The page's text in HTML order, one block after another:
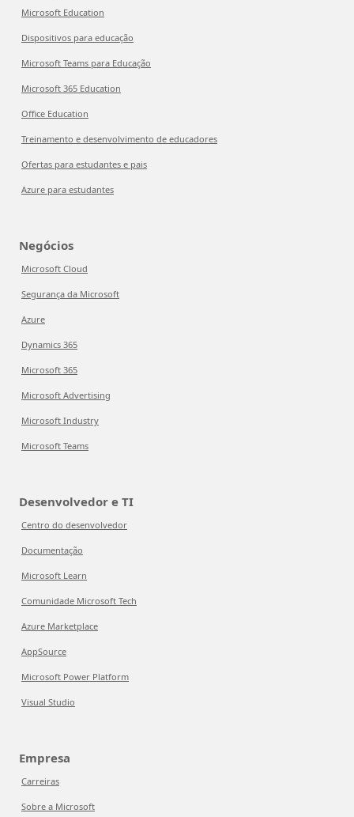
Microsoft Education
Dispositivos para educação
Microsoft Teams para Educação
Microsoft 365 Education
Office Education
Treinamento e desenvolvimento de educadores
Ofertas para estudantes e pais
Azure para estudantes
Negócios
Microsoft Cloud
Segurança da Microsoft
Azure
Dynamics 365
Microsoft 365
Microsoft Advertising
Microsoft Industry
Microsoft Teams
Desenvolvedor e TI
Centro do desenvolvedor
Documentação
Microsoft Learn
Comunidade Microsoft Tech
Azure Marketplace
AppSource
Microsoft Power Platform
Visual Studio
Empresa
Carreiras
Sobre a Microsoft